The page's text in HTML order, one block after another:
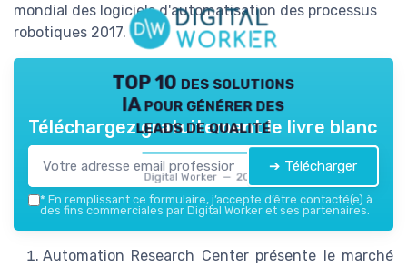
mondial des logiciels d'automatisation des processus
robotiques 2017.
TOP 10 des solutions
IA pour générer des
leads de qualité
Digital Worker — 2026
Téléchargez gratuitement le livre blanc
➔ Télécharger
* En remplissant ce formulaire, j’accepte d’être contacté(e) à
des fins commerciales par Digital Worker et ses partenaires.
Automation Research Center présente le marché